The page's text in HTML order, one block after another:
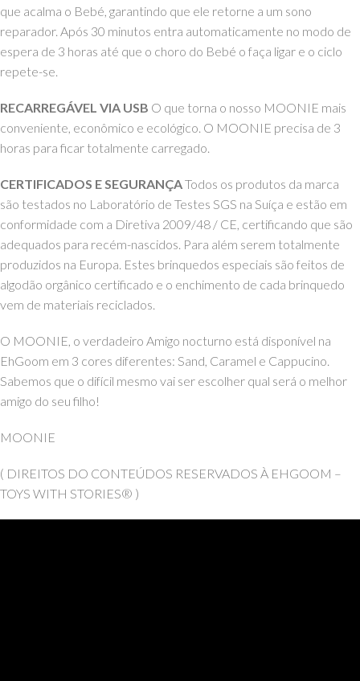
que acalma o Bebé, garantindo que ele retorne a um sono
reparador. Após 30 minutos entra automaticamente no modo de
espera de 3 horas até que o choro do Bebé o faça ligar e o ciclo
repete-se.
RECARREGÁVEL VIA USB O que torna o nosso MOONIE mais
conveniente, econômico e ecológico. O MOONIE precisa de 3
horas para ficar totalmente carregado.
CERTIFICADOS E SEGURANÇATodos os produtos da marca
são testados no Laboratório de Testes SGS na Suíça e estão em
conformidade com a Diretiva 2009/48 / CE, certificando que são
adequados para recém-nascidos. Para além serem totalmente
produzidos na Europa. Estes brinquedos especiais são feitos de
algodão orgânico certificado e o enchimento de cada brinquedo
vem de materiais reciclados.
O MOONIE, o verdadeiro Amigo nocturno está disponível na
EhGoom em 3 cores diferentes: Sand, Caramel e Cappucino.
Sabemos que o difícil mesmo vai ser escolher qual será o melhor
amigo do seu filho!
MOONIE
( DIREITOS DO CONTEÚDOS RESERVADOS À EHGOOM –
TOYS WITH STORIES® )